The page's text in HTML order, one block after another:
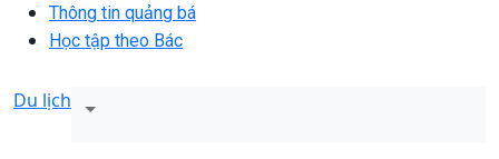
Thông tin quảng bá
Học tập theo Bác
Du lịch